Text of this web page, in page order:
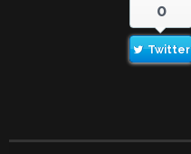
0
Twitter